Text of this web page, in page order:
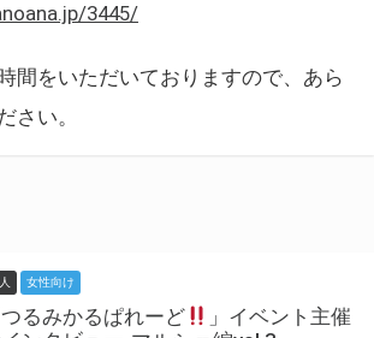
3445/
間をいただいておりますので、あら
さい。
女性向け
つるみかるぱれーど
」イベント主催